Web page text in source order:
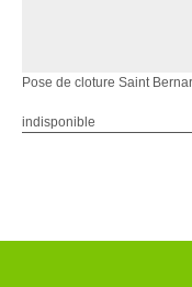
Pose de cloture Saint
indisponible